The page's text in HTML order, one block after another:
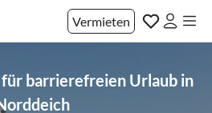
Vermieten
barrierefreien Urlaub in